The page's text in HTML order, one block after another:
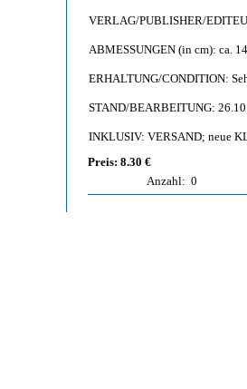
VERLAG/PUBLISHER/
ABMESSUNGEN (in cm): ca.
ERHALTUNG/CONDITION:
STAND/BEARBEITUNG:
INKLUSIV: VERSAND; neue
Preis: 8.30 €
Anzahl: 0